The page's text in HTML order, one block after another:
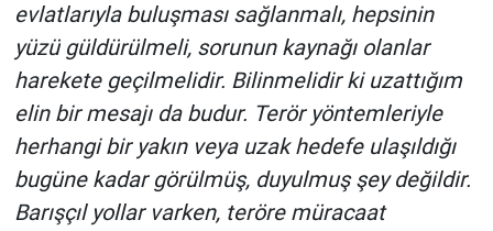
evlatlarıyla buluşması sağlanmalı, hepsinin
yüzü güldürülmeli, sorunun kaynağı olanlar
harekete geçilmelidir. Bilinmelidir ki uzattığım
elin bir mesajı da budur. Terör yöntemleriyle
herhangi bir yakın veya uzak hedefe ulaşıldığı
bugüne kadar görülmüş, duyulmuş şey değildir.
Barışçıl yollar varken, teröre müracaat